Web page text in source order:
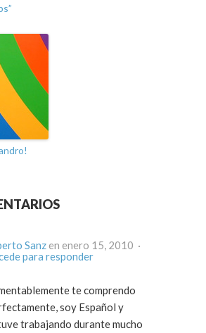
Sanz
en enero 15, 2010 ·
para responder
te comprendo
soy Español y
trabajando durante mucho